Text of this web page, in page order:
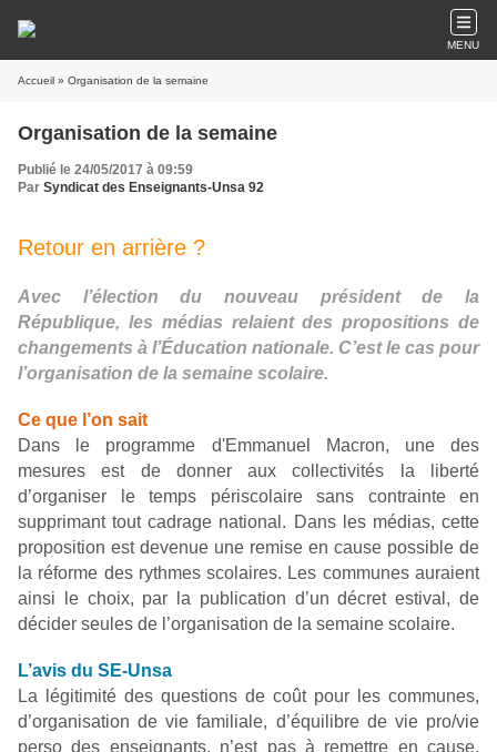
MENU
Accueil » Organisation de la semaine
Organisation de la semaine
Publié le 24/05/2017 à 09:59
Par Syndicat des Enseignants-Unsa 92
Retour en arrière ?
Avec l’élection du nouveau président de la
République, les médias relaient des propositions de
changements à l’Éducation nationale. C’est le cas pour
l’organisation de la semaine scolaire.
Ce que l’on sait
Dans le programme d'Emmanuel Macron, une des
mesures est de donner aux collectivités la liberté
d’organiser le temps périscolaire sans contrainte en
supprimant tout cadrage national. Dans les médias, cette
proposition est devenue une remise en cause possible de
la réforme des rythmes scolaires. Les communes auraient
ainsi le choix, par la publication d’un décret estival, de
décider seules de l’organisation de la semaine scolaire.
L’avis du SE-Unsa
La légitimité des questions de coût pour les communes,
d’organisation de vie familiale, d’équilibre de vie pro/vie
perso des enseignants, n’est pas à remettre en cause.